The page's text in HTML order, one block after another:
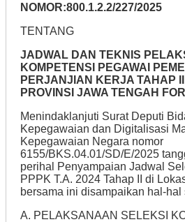
NOMOR:800.1.2.2/227/2025
TENTANG
JADWAL DAN TEKNIS
KOMPETENSI PEGAWAI
PERJANJIAN KERJA TAHAP
PROVINSI JAWA TENGAH
Menindaklanjuti Surat Deputi
Kepegawaian dan Digitalisasi
Kepegawaian Negara nomor
6155/BKS.04.01/SD/E/2025
perihal Penyampaian Jadwal
PPPK T.A. 2024 Tahap II di
bersama ini disampaikan hal-hal
A. PELAKSANAAN SELEKSI